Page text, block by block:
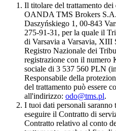
Il titolare del trattamento dei
OANDA TMS Brokers
Daszyńskiego 1, 00-843
275-91-31, per la quale il
di Varsavia a Varsavia, XIII
Registro Nazionale dei
registrazione con il numero
sociale di 3 537 560 PLN
Responsabile della
del trattamento può essere
all'indirizzo: odo@tms.pl.
I tuoi dati personali saranno
eseguire il Contratto di
Contratto relativo al conto